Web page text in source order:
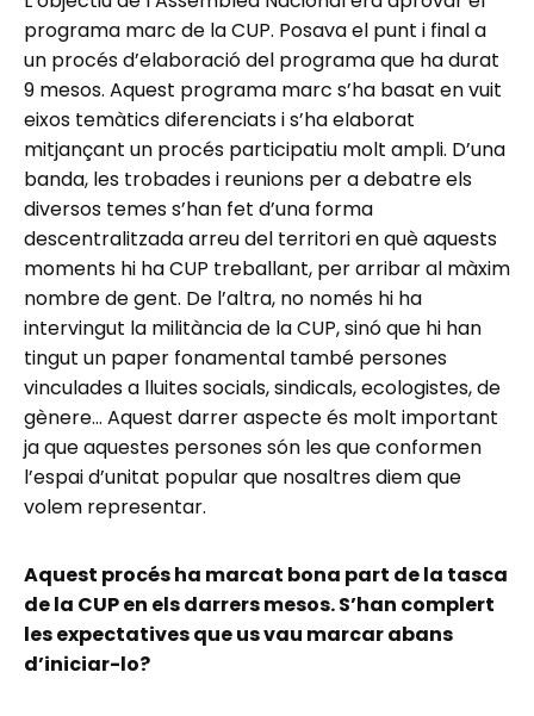
programa marc de la CUP. Posava el punt i final a
un procés d’elaboració del programa que ha durat
9 mesos. Aquest programa marc s’ha basat en vuit
eixos temàtics diferenciats i s’ha elaborat
mitjançant un procés participatiu molt ampli. D’una
banda, les trobades i reunions per a debatre els
diversos temes s’han fet d’una forma
descentralitzada arreu del territori en què aquests
moments hi ha CUP treballant, per arribar al màxim
nombre de gent. De l’altra, no només hi ha
intervingut la militància de la CUP, sinó que hi han
tingut un paper fonamental també persones
vinculades a lluites socials, sindicals, ecologistes, de
gènere… Aquest darrer aspecte és molt important
ja que aquestes persones són les que conformen
l’espai d’unitat popular que nosaltres diem que
volem representar.
Aquest procés ha marcat bona part de la tasca
de la CUP en els darrers mesos. S’han complert
les expectatives que us vau marcar abans
d’iniciar-lo?